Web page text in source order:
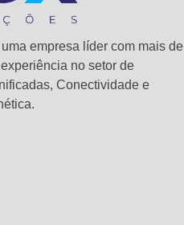
empresa líder com mais de
no setor de
Conectividade e